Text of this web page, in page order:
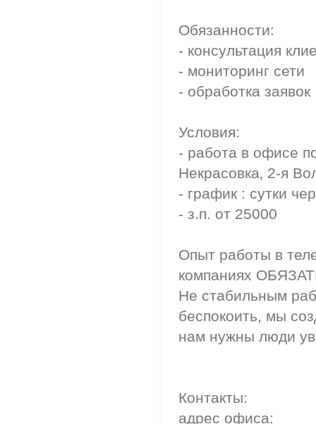
Обязанности:
- консультация
- мониторинг сети
- обработка заявок
Условия:
- работа в офисе
Некрасовка‚ 2-я
- график : сутки
- з.п. от 25000
Опыт работы в
компаниях
Не стабильным
беспокоить, мы
нам нужны люди
Контакты:
адрес офиса: